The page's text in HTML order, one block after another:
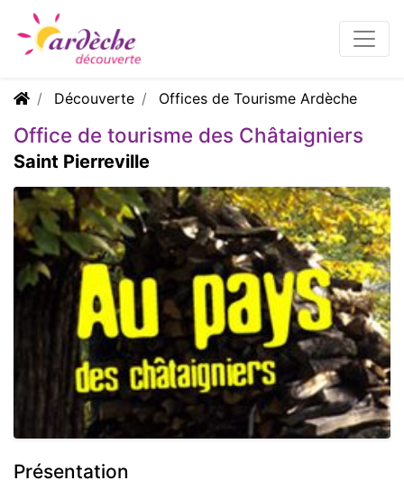
Découverte Offices de Tourisme Ardèche
Office de tourisme des Châtaigniers
Saint Pierreville
Présentation